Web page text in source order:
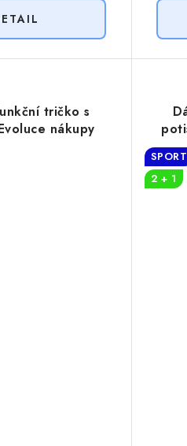
tričko s
nákupy
SPORT
2 + 1